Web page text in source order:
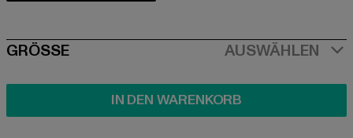
SIZE
GRÖSSE AUSWÄHLEN
IN DEN WARENKORB